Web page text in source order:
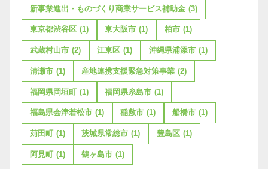
新事業進出・ものづくり商業サービス補助金 (3)
東京都渋谷区 (1) 東大阪市 (1) 柏市 (1)
武蔵村山市 (2) 江東区 (1) 沖縄県浦添市 (1)
清瀬市 (1) 産地連携支援緊急対策事業 (2)
福岡県岡垣町 (1) 福岡県糸島市 (1)
福島県会津若松市 (1) 稲敷市 (1) 船橋市 (1)
苅田町 (1) 茨城県常総市 (1) 豊島区 (1)
阿見町 (1) 鶴ヶ島市 (1)